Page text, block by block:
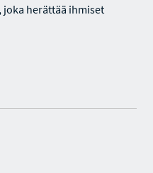
joka herättää ihmiset